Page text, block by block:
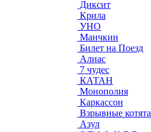
Диксит
Крила
УНО
Манчкин
Билет на Поезд
Алиас
7 чудес
КАТАН
Монополия
Каркассон
Взрывные котята
Азул